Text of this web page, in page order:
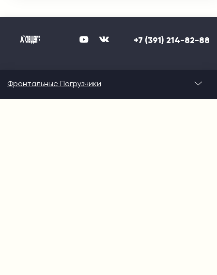
+7 (391) 214-82-88
Фронтальные Погрузчики